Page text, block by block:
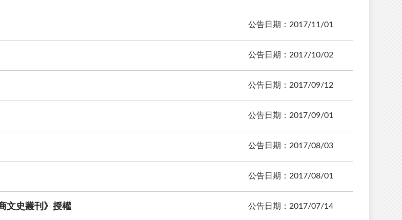
公告日期：2017/11/01
公告日期：2017/10/02
公告日期：2017/09/12
公告日期：2017/09/01
公告日期：2017/08/03
公告日期：2017/08/01
文史叢刊》授權 公告日期：2017/07/14